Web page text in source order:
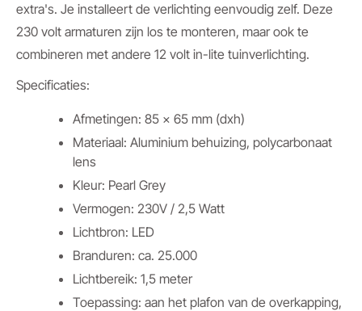
extra's. Je installeert de verlichting eenvoudig zelf. Deze
230 volt armaturen zijn los te monteren, maar ook te
combineren met andere 12 volt in-lite tuinverlichting.
Specificaties:
Afmetingen: 85 x 65 mm (dxh)
Materiaal: Aluminium behuizing, polycarbonaat
lens
Kleur: Pearl Grey
Vermogen: 230V / 2,5 Watt
Lichtbron: LED
Branduren: ca. 25.000
Lichtbereik: 1,5 meter
Toepassing: aan het plafon van de overkapping,